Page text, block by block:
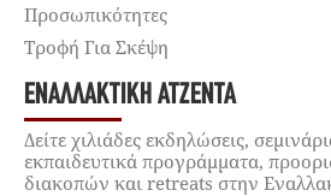
Προσωπικότητες
Τροφή Για Σκέψη
ΕΝΑΛΛΑΚΤΙΚΉ ΑΤΖΈΝΤΑ
Δείτε χιλιάδες εκδηλώσεις,
εκπαιδευτικά προγράμματα,
διακοπών και retreats στην